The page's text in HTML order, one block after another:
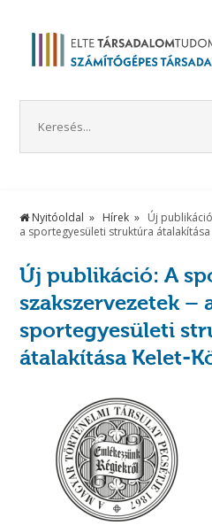
Nyitóoldal Hírek
Új
a sportegyesületi struktúra
Új publikáció: A
szakszervezetek –
sportegyesületi
átalakítása Kelet-